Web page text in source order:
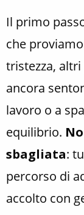
Il primo
che
tristezza,
ancora
lavoro o a
equilibrio.
sbagliata:
percorso di
accolto con